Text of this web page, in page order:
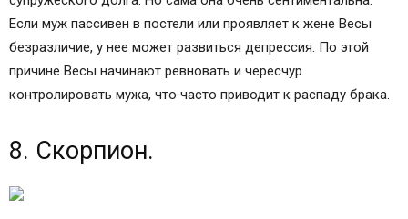
супружеского долга. Но сама она очень сентиментальна.
Если муж пассивен в постели или проявляет к жене Весы
безразличие, у нее может развиться депрессия. По этой
8. Скорпион.